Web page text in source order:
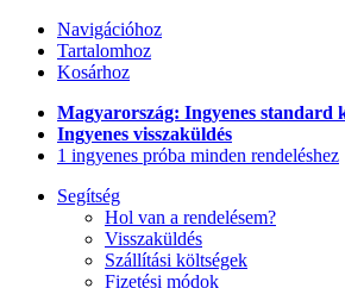
Navigációhoz
Tartalomhoz
Kosárhoz
Magyarország: Ingyenes standard
Ingyenes visszaküldés
1 ingyenes próba minden rendeléshez
Segítség
Hol van a rendelésem?
Visszaküldés
Szállítási költségek
Fizetési módok